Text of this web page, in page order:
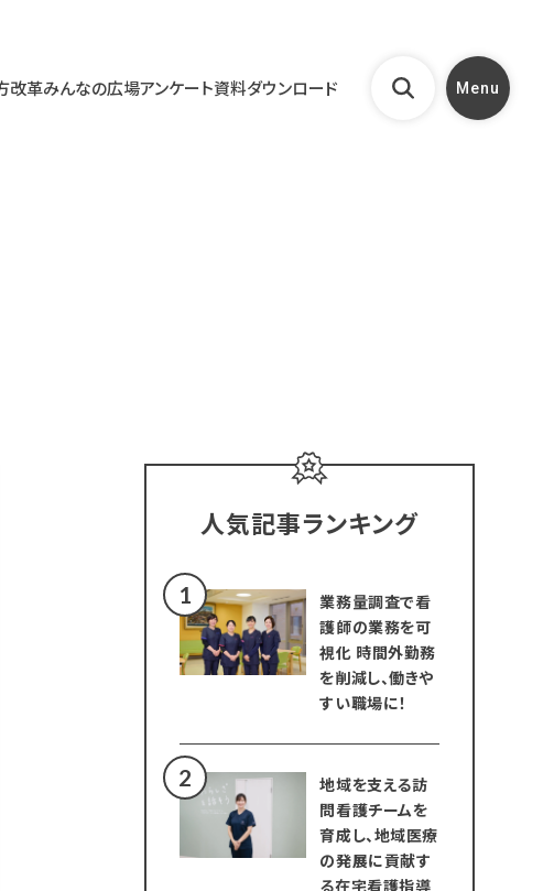
改革みんなの広場アンケート資料ダウンロード Menu
人気記事ランキング
業務量調査で看
護師の業務を可
視化 時間外勤務
を削減し、働きや
すい職場に！
地域を支える訪
問看護チームを
育成し、地域医療
の発展に貢献す
る在宅看護指導